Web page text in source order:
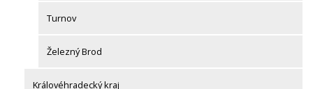
Turnov
Železný Brod
Královéhradecký kraj